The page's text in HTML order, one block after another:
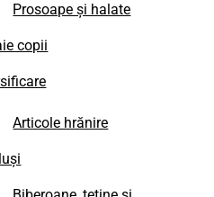
Prosoape și halate
copii
Articole hrănire